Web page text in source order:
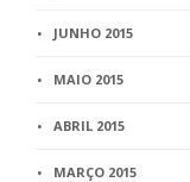
JUNHO 2015
MAIO 2015
ABRIL 2015
MARÇO 2015